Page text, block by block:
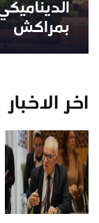
بمراكش
اخر الاخبار